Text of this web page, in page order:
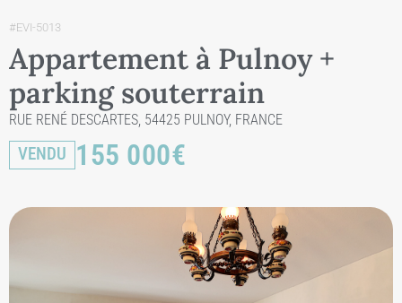
#EVI-5013
Appartement à Pulnoy +
parking souterrain
RUE RENÉ DESCARTES, 54425 PULNOY, FRANCE
VENDU 155 000€